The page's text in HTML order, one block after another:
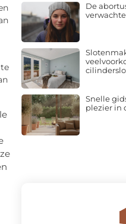
De
Snelle
plezier in